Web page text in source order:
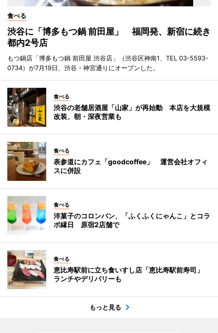
食べる
渋谷に「博多もつ鍋 前田屋」 福岡発、新宿に続き
都内2号店
もつ鍋店「博多もつ鍋 前田屋 渋谷店」（渋谷区神南1、TEL 03-5593-
0734）が7月19日、渋谷・神宮通りにオープンした。
食べる
渋谷の老舗居酒屋「山家」が再始動 本店を大規模
改装、朝・深夜営業も
食べる
表参道にカフェ「goodcoffee」 運営会社オフィ
スに併設
食べる
洋菓子のコロンバン、「ふくふくにゃんこ」とコラ
ボ縁日 原宿2店舗で
食べる
恵比寿駅前に立ち食いすし店「恵比寿駅前寿司」
ランチやデリバリーも
もっと見る